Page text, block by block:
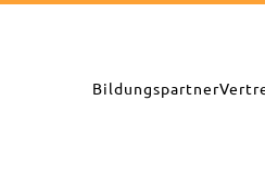
Bildungspartner